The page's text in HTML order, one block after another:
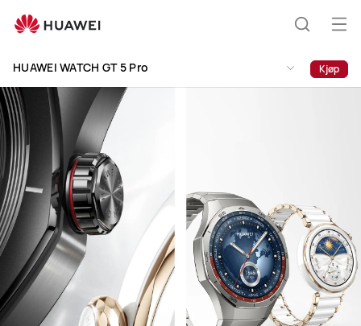
WATCH
Pro
HUAWEI WATCH GT 5 Pro Kjøp